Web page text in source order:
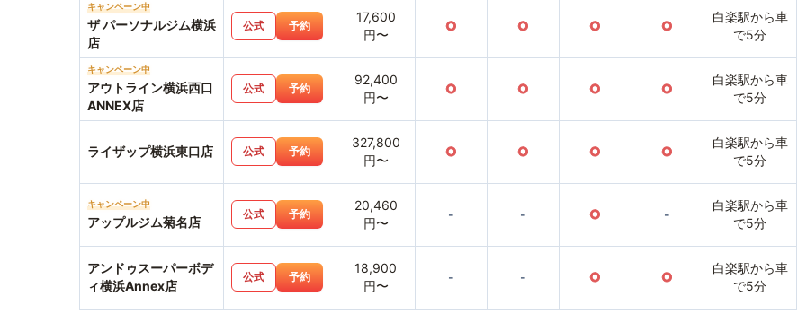
キャンペーン中
ザ パーソナルジム横浜
店
公式 予約
17,600
円〜
○ ○ ○ ○
白楽駅から車
で5分
キャンペーン中
アウトライン横浜西口
ANNEX店
公式 予約
92,400
円〜
○ ○ ○ ○
白楽駅から車
で5分
ライザップ横浜東口店 公式 予約
327,800
円〜
○ ○ ○ ○
白楽駅から車
で5分
キャンペーン中
アップルジム菊名店
公式 予約
20,460
円〜
- - ○ -
白楽駅から車
で5分
アンドゥスーパーボデ
ィ横浜Annex店
公式 予約
18,900
円〜
- - ○ ○
白楽駅から車
で5分